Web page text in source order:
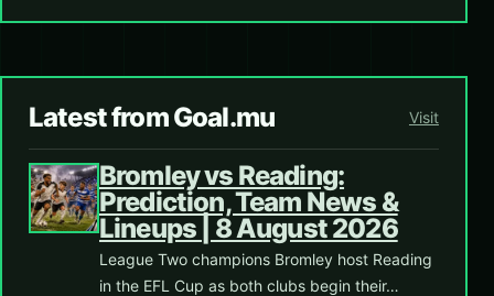
Latest from Goal.mu Visit
Bromley vs Reading:
Prediction, Team News &
Lineups | 8 August 2026
League Two champions Bromley host Reading
in the EFL Cup as both clubs begin their…